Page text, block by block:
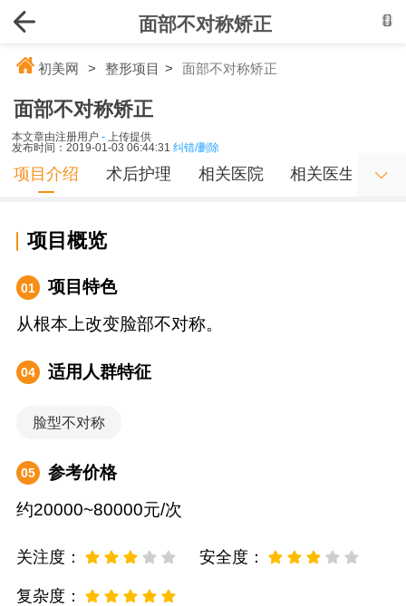
面部不对称矫正
初美网 > 整形项目 > 面部不对称矫正
面部不对称矫正
本文章由注册用户 - 上传提供
发布时间：2019-01-03 06:44:31 纠错/删除
项目介绍 术后护理 相关医院 相关医生
项目概览
01
项目特色
从根本上改变脸部不对称。
04 适用人群特征
脸型不对称
05
参考价格
约20000~80000元/次
关注度： 安全度：
复杂度：